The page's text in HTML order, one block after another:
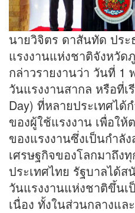
นายวิจิตร ดาสันทัด ปร
แรงงานแห่งชาติจังหวัด
กล่าวรายงานว่า วันที่ 1
วันแรงงานสากล หรือที่เ
Day) ที่หลายประเทศไ
ของผู้ใช้แรงงาน เพื่อใ
ของแรงงานซึ่งเป็นกำ
เศรษฐกิจของโลกมาถึง
ประเทศไทย รัฐบาลได้
วันแรงงานแห่งชาติขึ้นเ
เนื่อง ทั้งในส่วนกลางแ